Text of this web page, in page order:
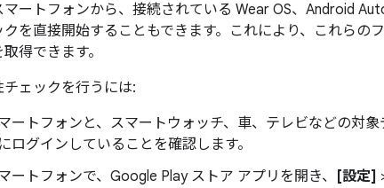
マートフォンから、接続されている Wear OS、Android
を直接開始することもできます。これにより、これらの
得できます。
ェックを行うには:
ートフォンと、スマートウォッチ、車、テレビなどの対
ログインしていることを確認します。
ートフォンで、Google Play ストア アプリを開き、
[設定]